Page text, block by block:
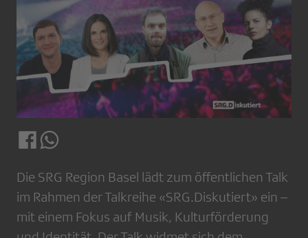
Die SRG Region Basel lädt zum öffentlichen Talk
im Rahmen der Talkreihe «SRG.Diskutiert» ein –
mit einem Fokus auf Musik, Kulturförderung